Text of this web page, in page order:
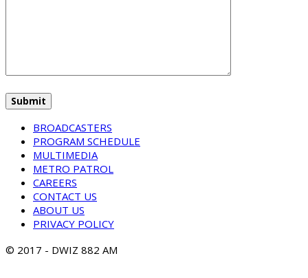
BROADCASTERS
PROGRAM SCHEDULE
MULTIMEDIA
METRO PATROL
CAREERS
CONTACT US
ABOUT US
PRIVACY POLICY
© 2017 - DWIZ 882 AM